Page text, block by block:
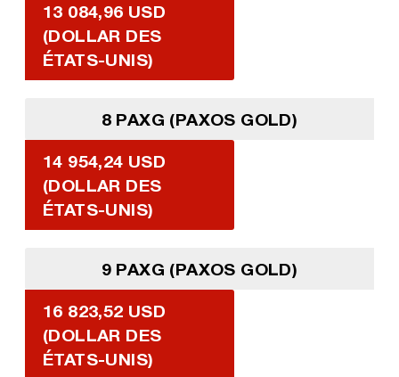
13 084,96 USD
(DOLLAR DES
ÉTATS-UNIS)
8 PAXG (PAXOS GOLD)
14 954,24 USD
(DOLLAR DES
ÉTATS-UNIS)
9 PAXG (PAXOS GOLD)
16 823,52 USD
(DOLLAR DES
ÉTATS-UNIS)